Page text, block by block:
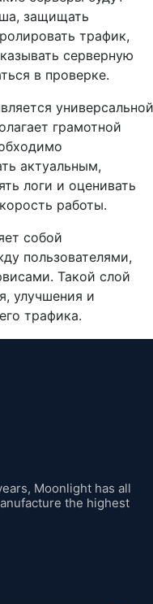
защищать
трафик,
серверную
в проверке.
универсальной
грамотной
актуальным,
логи и оценивать
работы.
собой
пользователями,
Такой слой
улучшения и
трафика.
Moonlight has all
the highest